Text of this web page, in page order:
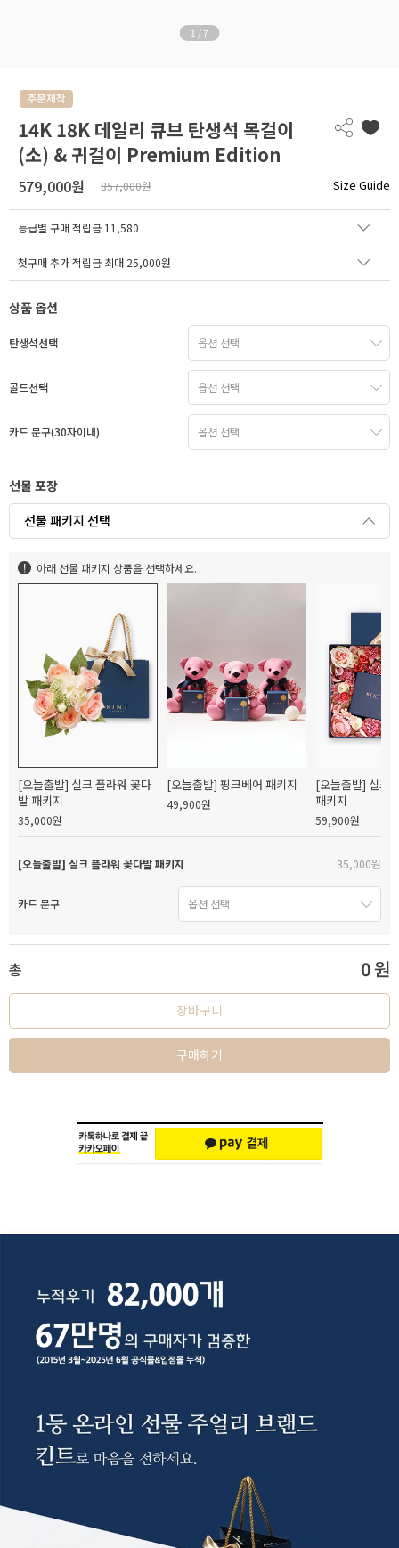
1 / 7
14K 18K 데일리 큐브 탄생석 목걸이
(소) & 귀걸이 Premium Edition
579,000원 857,000원 Size Guide
등급별 구매 적립금 11,580
첫구매 추가 적립금 최대 25,000원
상품 옵션
탄생석선택
골드선택
카드 문구(30자이내)
선물 포장
선물 패키지 선택
아래 선물 패키지 상품을 선택하세요.
[오늘출발] 실크 플라워 꽃다
발 패키지
35,000원
[오늘출발] 핑크베어 패키지
49,900원
[오늘출발] 실크
패키지
59,900원
[오늘출발] 실크 플라워 꽃다발 패키지 35,000원
카드 문구
총 0원
장바구니
구매하기